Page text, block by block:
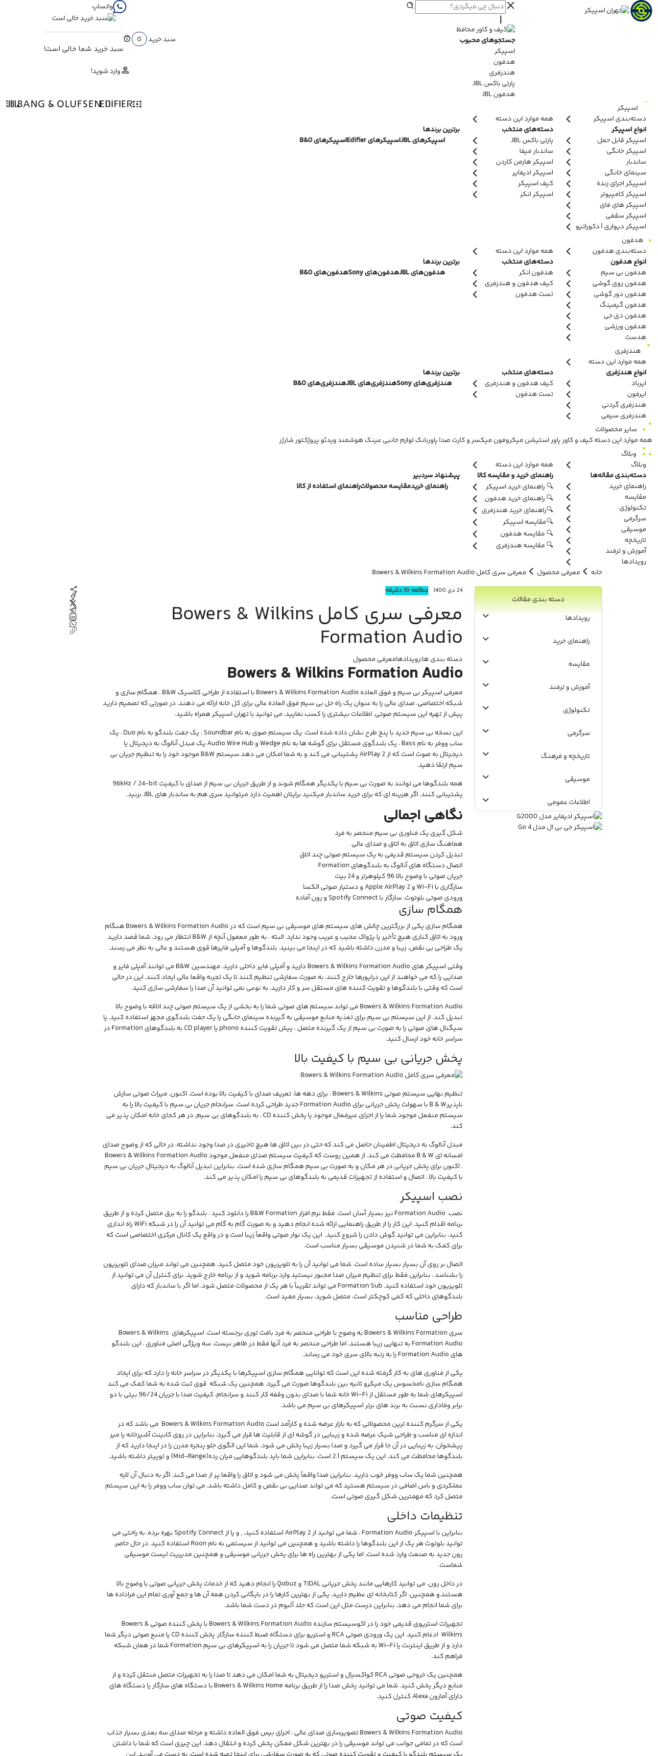
جستجوهای محبوب
اسپیکر
هدفون
هندزفری
پارتی باکس JBL
هدفون JBL
واتساپ
سبد خرید 0
سبد خرید شما خالی است!
وارد شوید!
اسپیکر
دسته‌بندی اسپیکر
همه موارد این دسته
انواع اسپیکر
اسپیکر قابل حمل
اسپیکر خانگی
ساندبار
سینمای خانگی
اسپیکر اجرای زنده
اسپیکر کامپیوتر
اسپیکر های فای
اسپیکر سقفی
اسپیکر دیواری | دکوراتیو
دسته‌های منتخب
پارتی باکس JBL
ساندبار میفا
اسپیکر هارمن کاردن
اسپیکر ادیفایر
کیف اسپیکر
اسپیکر انکر
برترین برندها
اسپیکرهای JBL
اسپیکرهای Edifier اسپیکرهای B&O
هدفون
دسته‌بندی هدفون
همه موارد این دسته
انواع هدفون
هدفون بی سیم
هدفون روی گوشی
هدفون دور گوشی
هدفون گیمینگ
هدفون دی جی
هدفون ورزشی
هدست
دسته‌های منتخب
هدفون انکر
کیف هدفون و هندزفری
تست هدفون
برترین برندها
هدفون‌های JBL
هدفون‌های Sony هدفون‌های B&O
هندزفری
همه موارد این دسته
انواع هندزفری
ایرباد
ایرفون
هندزفری گردنی
هندزفری سیمی
دسته‌های منتخب
کیف هدفون و هندزفری
تست هدفون
برترین برندها
هندزفری‌های Sony
هندزفری‌های JBL هندزفری‌های B&O
سایر محصولات
همه موارد این دستهکیف و کاورپاور استیشنمیکروفونمیکسر و کارت صداپاوربانکلوازم جانبیعینک هوشمندویدئو پروژکتورشارژر
وبلاگ
وبلاگ
همه موارد این دسته
دسته‌بندی مقاله‌ها
راهنمای خرید
مقایسه
تکنولوژی
سرگرمی
موسیقی
تاریخچه
آموزش و ترفند
رویدادها
راهنمای خرید و مقایسه کالا
🔍 راهنمای خرید اسپیکر
🔍 راهنمای خرید هدفون
🔍راهنمای خرید هندزفری
🔍مقایسه اسپیکر
🔍 مقایسه هدفون
🔍 مقایسه هندزفری
پیشنهاد سردبیر
راهنمای خریدمقایسه محصولاتراهنمای استفاده از کالا
خانه معرفی محصول معرفی سری کامل Bowers & Wilkins Formation Audio
دسته بندی مقالات
رویدادها
راهنمای خرید
مقایسه
آموزش و ترفند
تکنولوژی
سرگرمی
تاریخچه و فرهنگ
موسیقی
اطلاعات عمومی
24 دی 1400 مطالعه 10 دقیقه
معرفی سری کامل Bowers & Wilkins
Formation Audio
دسته بندی ها:رویدادهامعرفی محصول
Bowers & Wilkins Formation Audio
معرفی اسپیکر بی سیم و فوق العاده Bowers & Wilkins Formation Audio با استفاده از طراحی کلاسیک B&W ، همگام سازی و
شبکه اختصاصی، صدای عالی را به عنوان یک راه حل بی سیم فوق العاده عالی برای کل خانه ارائه می دهند. در صورتی که تصمیم دارید
پیش از تهیه این سیستم صوتی، اطلاعات بیشتری را کسب نمایید، می توانید با تهران اسپیکر همراه باشید.
این نسخه بی سیم جدید با پنج طرح نشان داده شده است. یک سیستم صوی به نام Soundbar ، یک جفت بلندگو به نام Duo ، یک
ساب ووفر به نام Bass ، یک بلندگوی مستقل برای گوشه ها به نام Wedge و Audio Wire Hub یک مبدل آنالوگ به دیجیتال یا
دیجیتال به صوت است که از AirPlay 2 پشتیبانی می کند و به شما امکان می دهد سیستم B&W موجود خود را به تنظیم جریان بی
سیم ارتقا دهید.
همه بلندگوها می توانند به صورت بی سیم با یکدیگر همگام شوند و از طریق جریان بی سیم از صدای با کیفیت 96kHz / 24-bit
پشتیبانی کنند. اگر هزینه ای که برای خرید ساندبار میکنید برایتان اهمیت دارد میتوانید سری هم به ساندبار های JBL بزنید.
نگاهی اجمالی
شکل گیری یک فناوری بی سیم منحصر به فرد
هماهنگ سازی اتاق به اتاق و صدای عالی
تبدیل کردن سیستم قدیمی به یک سیستم صوتی چند اتاق
اتصال دستگاه های آنالوگ به بلندگوهای Formation
جریان صوتی با وضوح بالا 96 کیلوهرتز و 24 بیت
سازگاری با Wi-Fi و Apple AirPlay 2 و دستیار صوتی الکسا
ورودی صوتی بلوتوث، سازگار با Spotify Connect و رون آماده
همگام سازی
همگام سازی یکی از بزرگترین چالش های سیستم های موسیقی بی سیم است که در Bowers & Wilkins Formation Audio هنگام
ورود به اتاق کناری هیچ تأخیر یا پژواک عجیب و غریب وجود ندارد. البته ، به طور معمول آنچه از B&W انتظار می رود، شما قصد دارید
یک طراحی بی نقص، زیبا و مدرن داشته باشید که در اینجا می بینید. بلندگوها و آمپلی فایرها قوی هستند و عالی به نظر می رسند.
وقتی اسپیکر های Bowers & Wilkins Formation Audio دارید و آمپلی فایر داخلی دارید، مهندسین B&W می توانند آمپلی فایر و
صدایی را که می خواهند از این درایورها خارج کنند، به صورت سفارشی تنظیم کنند تا یک تجربه واقعا عالی ایجاد کنند. این در حالی
است که وقتی با بلندگوها و تقویت کننده های مستقل سر و کار دارید، به نوعی نمی توانید آن صدا را سفارشی سازی کنید.
Bowers & Wilkins Formation Audio می تواند سیستم های صوتی شما را به بخشی از یک سیستم صوتی چند اتاقه با وضوح بالا
تبدیل کند. از این سیستم بی سیم برای تغذیه منابع موسیقی به گیرنده سینمای خانگی یا یک جفت بلندگوی مجهز استفاده کنید. یا
سیگنال های صوتی را به صورت بی سیم از یک گیرنده متصل ، پیش تقویت کننده phono یا CD player به بلندگوهای Formation در
سراسر خانه خود ارسال کنید.
پخش جریانی بی سیم با کیفیت بالا
تنظیم نهایی سیستم صوتی Bowers & Wilkins ، برای دهه ها، تعریف صدای با کیفیت بالا بوده است. اکنون، میراث صوتی سازش
ناپذیرB & W با سهولت پخش جریانی برای Formation Audio جدید طراحی کرده است. سرانجام جریان بی سیم با کیفیت بالا را به
سیستم منفعل موجود شما یا از اجزای غیرفعال موجود یا پخش کننده CD ، به بلندگوهای بی سیم، در هر کجای خانه امکان پذیر می
کند.
مبدل آنالوگ به دیجیتال اطمینان حاصل می کند که حتی در بین اتاق ها هیچ تاخیری در صدا وجود نداشته، در حالی که از وضوح صدای
افسانه ای B & W محافظت می کند. از همین روست که کیفیت سیستم صدای منفعل موجود Bowers & Wilkins Formation Audio
، اکنون برای پخش جریانی در هر مکان و به صورت بی سیم همگام سازی شده است. بنابراین تبدیل آنالوگ به دیجیتال جریان بی سیم
با کیفیت بالا ، اتصال و استفاده از تجهیزات قدیمی به بلندگوهای بی سیم را امکان پذیر می کند.
نصب اسپیکر
نصب Formation Audio نیز بسیار آسان است. فقط نرم افزار B&W Formation را دانلود کنید ، بلندگو را به برق متصل کرده و از طریق
برنامه اقدام کنید. این کار را از طریق راهنمایی ارائه شده انجام دهید و به صورت گام به گام می توانید آن را در شبکه WiFi راه اندازی
کنید، بنابراین می توانید گوش دادن را شروع کنید. این یک نوار صوتی واقعاً زیبا است و در واقع یک کانال مرکزی اختصاصی است که
برای کمک به شما در شنیدن موسیقی بسیار مناسب است.
اتصال بر روی آن بسیار بسیار ساده است. شما می توانید آن را به تلویزیون خود متصل کنید. همچنین می تواند میزان صدای تلویزیون
را بشناسد ، بنابراین فقط برای تنظیم میزان صدا مجبور نیستید وارد برنامه شوید و از برنامه خارج شوید. برای کنترل آن می توانید از
تلویزیون خود استفاده کنید. Formation Sub می تواند تقریباً با هر یک از محصولات متصل شود، اما اگر با ساندبار که دارای
بلندگوهای داخلی که کمی کوچکتر است، متصل شوید، بسیار مفید است.
طراحی مناسب
سری Bowers & Wilkins Formation به وضوح با طراحی منحصر به فرد بافت توری برجسته است. اسپیکرهای Bowers & Wilkins
Formation Audio به تنهایی زیبا هستند، اما طراحی منحصر به فرد آنها فقط در ظاهر نیست. سه ویژگی اصلی فناوری ، این بلندگو
های Formation Audio را به رتبه بالای سری خود می رساند.
یکی از فناوری های به کار گرفته شده این است که توانایی همگام سازی اسپیکرها با یکدیگر در سراسر خانه را دارد که برای ایجاد
همگام سازی نامحسوس یک میکرو ثانیه بین بلندگوها صورت می گیرد. همچنین یک شبکه قوی ثبت شده به شما کمک می کند
اسپیکرهای شما به طور مستقل از Wi-Fi خانه شما با صدای بدون وقفه کار کنند و سرانجام، کیفیت صدا با جریان 96/24 بیتی با دو
برابر وفاداری نسبت به برند های برتر اسپیکرهای بی سیم می باشد.
یکی از سرگرم کننده ترین محصولاتی که به بازار عرضه شده و کارآمد است Bowers & Wilkins Formation Audio می باشد که در
اندازه ای مناسب و طراحی شیک عرضه شده و زیبایی در گوشه ای از قابلیت ها قرار می گیرد. بنابراین در روی کابینت آشپزخانه یا میز
پیشخوان، به زیبایی در آن جا قرار می گیرد و صدا بسیار زیبا پخش می شود. شما این الگوی جلو پنجره مدرن را در اینجا دارید که از
بلندگوها محافظت می کند. این یک سیستم 2.1 است، بنابراین شما باید بلندگوهایی میان رده(Mid-Range) و توییتر داشته باشید.
همچنین شما یک ساب ووفر خوب دارید، بنابراین صدا واقعاً پخش می شود و اتاق را واقعا پر از صدا می کند. اگر به دنبال آن لایه
عملکردی و باس اضافی در سیستم هستید که می تواند صدایی بی نقص و کامل داشته باشد، می توان ساب ووفر را به این سیستم
متصل کرد که مهمترین شکل گیری صوتی است.
تنظیمات داخلی
بنابراین با اسپیکر Formation Audio ، شما می توانید از AirPlay 2 استفاده کنید، , و یا از Spotify Connect بهره برده، به راحتی می
توانید بلوتوث هر یک از این بلندگوها را داشته باشید و همچنین می توانید از سیستمی به نام Roon استفاده کنید. در حال حاضر،
رون جدید به صنعت وارد شده است، اما یکی از بهترین راه ها برای پخش جریانی موسیقی و همچنین مدیریت لیست موسیقی
شماست.
در داخل رون، می توانید کارهایی مانند پخش جریانی TIDAL و Qobuz را انجام دهید که از خدمات پخش جریانی صوتی با وضوح بالا
هستند.و همچنین، اگر کتابخانه ای عظیم دارید، یکی از بهترین کارها را در بایگانی کردن همه آن ها و جمع آوری تمام این فراداده ها
برای شما انجام می دهد، بنابراین درست مثل این است که جلد آلبوم در دست شما باشد.
تجهیزات استریوی قدیمی خود را در اکوسیستم سازنده Bowers & Wilkins Formation Audio با پخش کننده صوتی Bowers &
Wilkins ادغام کنید. این یک ورودی صوتی RCA و استریو برای دستگاه ضبط کننده سازگار، پخش کننده CD یا منبع صوتی دیگر شما
دارد و از طریق اینترنت یا Wi-Fi به شبکه شما متصل می شود تا جریان را به اسپیکرهای بی سیم Formation شما در همان شبکه
فراهم کند.
همچنین یک خروجی صوتی RCA کواکسیال و استریو دیجیتال به شما امکان می دهد تا صدا را به تجهیزات متصل منتقل کرده و از
منابع دیگر پخش کنید. شما می توانید پخش صدا را از طریق برنامه Bowers & Wilkins Home با دستگاه های سازگار یا دستگاه های
دارای آمازون Alexa کنترل کنید.
کیفیت صوتی
Bowers & Wilkins Formation Audio تصویرسازی صدای عالی ، اجرای بیس فوق العاده داشته و مرحله صدای سه بعدی بسیار جذاب
است که در تمامی جوانب می تواند موسیقی را در بهترین شکل ممکن پخش کرده و انتقال دهد. این چیزی است که شما با داشتن